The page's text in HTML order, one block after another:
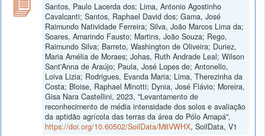
Santos, Paulo Lacerda dos; Lima, Antonio Agostinho
Cavalcanti; Santos, Raphael David dos; Gama, José
Raimundo Natividade Ferreira; Silva, João Marcos Lima da;
Soares, Amarindo Fausto; Martins, João Souza; Rego,
Raimundo Silva; Barreto, Washington de Oliveira; Duriez,
Maria Amélia de Moraes; Johas, Ruth Andrade Leal; Wilson
Sant'Anna de Araújo; Paula, José Lopes de; Antonello,
Loiva Lizia; Rodrigues, Evanda Maria; Lima, Therezinha da
Costa; Bloise, Raphael Minotti; Dynia, José Flávio; Moreira,
Gisa Nara Castellini, 2023, "Levantamento de
reconhecimento de média intensidade dos solos e avaliação
da aptidão agrícola das terras da área do Pólo Amapá",
https://doi.org/10.60502/SoilData/M8VWHX, SoilData, V1